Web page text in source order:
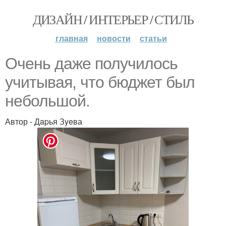
ДИЗАЙН / ИНТЕРЬЕР / СТИЛЬ
главная новости статьи
Очень даже получилось
учитывая, что бюджет был
небольшой.
Автор - Дapья Зyeва